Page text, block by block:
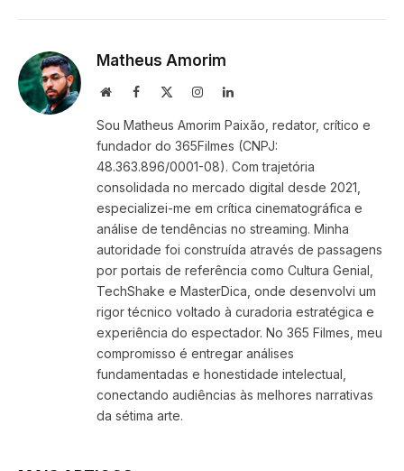
Matheus Amorim
WebsiteFacebook InstagramLinkedIn
Sou Matheus Amorim Paixão, redator, crítico e
fundador do 365Filmes (CNPJ:
48.363.896/0001-08). Com trajetória
consolidada no mercado digital desde 2021,
especializei-me em crítica cinematográfica e
análise de tendências no streaming. Minha
autoridade foi construída através de passagens
por portais de referência como Cultura Genial,
TechShake e MasterDica, onde desenvolvi um
rigor técnico voltado à curadoria estratégica e
experiência do espectador. No 365 Filmes, meu
compromisso é entregar análises
fundamentadas e honestidade intelectual,
conectando audiências às melhores narrativas
da sétima arte.